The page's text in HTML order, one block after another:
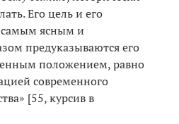
Его цель и его
самым ясным и
предуказываются его
положением, равно
современного
[55, курсив в